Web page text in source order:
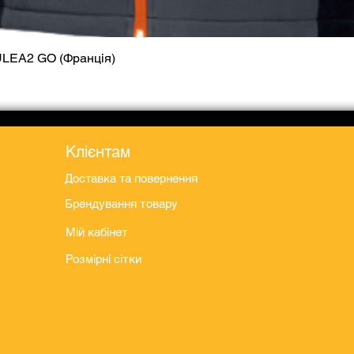
GO (Франція)
Клієнтам
Доставка та повернення
Брендування товару
Мій кабінет
Розмірні сітки